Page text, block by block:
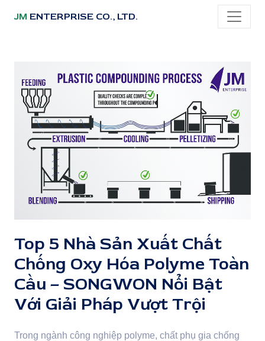
JM ENTERPRISE CO., LTD.
Top 5 Nhà Sản Xuất Chất
Chống Oxy Hóa Polyme Toàn
Cầu – SONGWON Nổi Bật
Với Giải Pháp Vượt Trội
Trong ngành công nghiệp polyme, chất phụ gia chống